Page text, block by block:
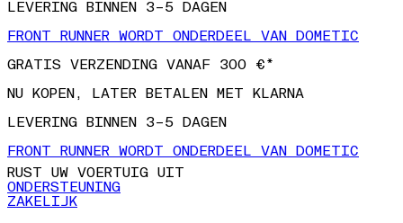
FRONT RUNNER WORDT ONDERDEEL VAN DOMETIC
GRATIS VERZENDING VANAF 300 €*
NU KOPEN, LATER BETALEN MET KLARNA
LEVERING BINNEN 3–5 DAGEN
FRONT RUNNER WORDT ONDERDEEL VAN DOMETIC
RUST UW VOERTUIG UIT
ONDERSTEUNING
ZAKELIJK